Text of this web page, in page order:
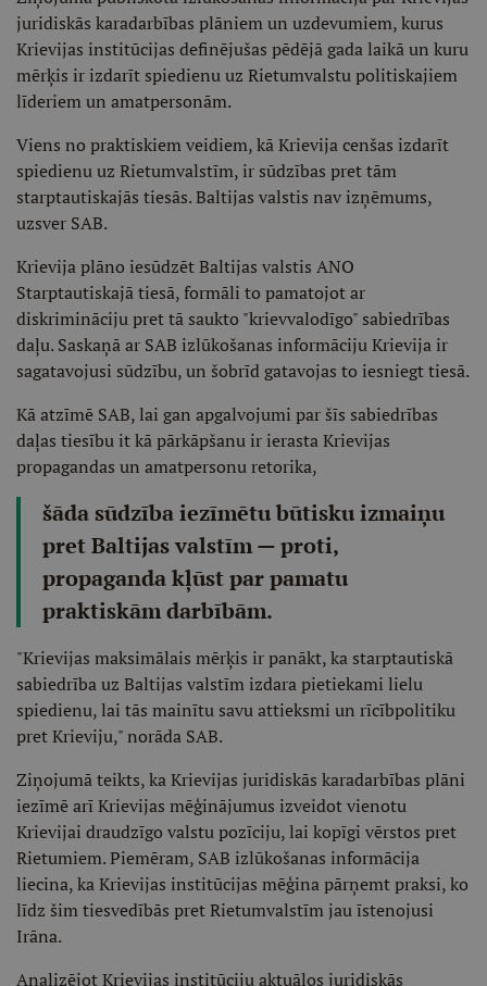
juridiskās karadarbības plāniem un uzdevumiem, kurus
Krievijas institūcijas definējušas pēdējā gada laikā un kuru
mērķis ir izdarīt spiedienu uz Rietumvalstu politiskajiem
līderiem un amatpersonām.
Viens no praktiskiem veidiem, kā Krievija cenšas izdarīt
spiedienu uz Rietumvalstīm, ir sūdzības pret tām
starptautiskajās tiesās. Baltijas valstis nav izņēmums,
uzsver SAB.
Krievija plāno iesūdzēt Baltijas valstis ANO
Starptautiskajā tiesā, formāli to pamatojot ar
diskrimināciju pret tā saukto "krievvalodīgo" sabiedrības
daļu. Saskaņā ar SAB izlūkošanas informāciju Krievija ir
sagatavojusi sūdzību, un šobrīd gatavojas to iesniegt tiesā.
Kā atzīmē SAB, lai gan apgalvojumi par šīs sabiedrības
daļas tiesību it kā pārkāpšanu ir ierasta Krievijas
propagandas un amatpersonu retorika,
šāda sūdzība iezīmētu būtisku izmaiņu
pret Baltijas valstīm — proti,
propaganda kļūst par pamatu
praktiskām darbībām.
"Krievijas maksimālais mērķis ir panākt, ka starptautiskā
sabiedrība uz Baltijas valstīm izdara pietiekami lielu
spiedienu, lai tās mainītu savu attieksmi un rīcībpolitiku
pret Krieviju," norāda SAB.
Ziņojumā teikts, ka Krievijas juridiskās karadarbības plāni
iezīmē arī Krievijas mēģinājumus izveidot vienotu
Krievijai draudzīgo valstu pozīciju, lai kopīgi vērstos pret
Rietumiem. Piemēram, SAB izlūkošanas informācija
liecina, ka Krievijas institūcijas mēģina pārņemt praksi, ko
līdz šim tiesvedībās pret Rietumvalstīm jau īstenojusi
Irāna.
Analizējot Krievijas institūciju aktuālos juridiskās